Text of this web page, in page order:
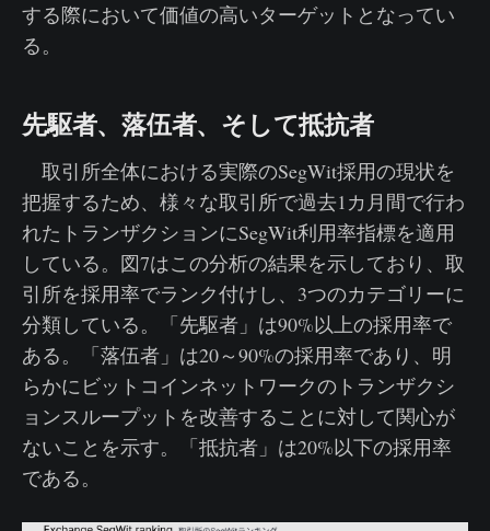
する際において価値の高いターゲットとなってい
る。
先駆者、落伍者、そして抵抗者
取引所全体における実際のSegWit採用の現状を
把握するため、様々な取引所で過去1カ月間で行わ
れたトランザクションにSegWit利用率指標を適用
している。図7はこの分析の結果を示しており、取
引所を採用率でランク付けし、3つのカテゴリーに
分類している。「先駆者」は90%以上の採用率で
ある。「落伍者」は20～90%の採用率であり、明
らかにビットコインネットワークのトランザクシ
ョンスループットを改善することに対して関心が
ないことを示す。「抵抗者」は20%以下の採用率
である。